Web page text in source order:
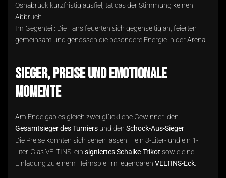
Osnabrück kurzfristig ausfiel, tat das der Stimmung keinen
Abbruch.
Im Gegenteil: Die Fans feuerten sich gegenseitig an, feierten
gemeinsam und genossen die besondere Energie in der Arena.
Sieger, Preise und emotionale
Momente
Am Ende gab es gleich zwei glückliche Gewinner: den
Gesamtsieger des Turniers und den Schock-Aus-Sieger
Die Preise konnten sich sehen lassen – ein 3-Liter- und ein 1-
Liter-Glas VELTINS, ein signiertes Schalke-Trikot sowie eine
Einladung zu einem Heimspiel im legendären VELTINS-Eck